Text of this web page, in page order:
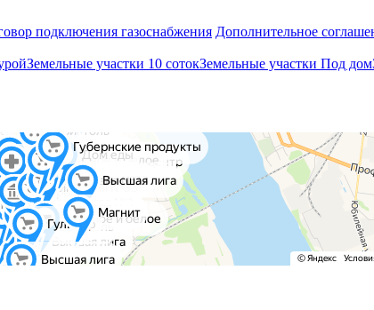
подключения газоснабжения Дополнительное
Земельные участки 10 сотокЗемельные участки Под дом